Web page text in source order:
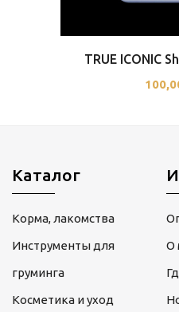
TRUE ICONIC
Каталог
Корма, лакомства
Инструменты для
груминга
Косметика и уход
О